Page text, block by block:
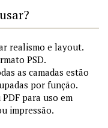
realismo e layout.
PSD.
as camadas estão
por função.
PDF para uso em
impressão.